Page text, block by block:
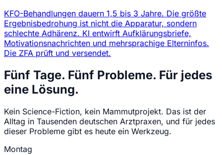
KFO-Behandlungen dauern 1,5 bis 3 Jahre. Die größte
Ergebnisbedrohung ist nicht die Apparatur, sondern
schlechte Adhärenz. KI entwirft Aufklärungsbriefe,
Motivationsnachrichten und mehrsprachige Elterninfos.
Die ZFA prüft und versendet.
Fünf Tage. Fünf Probleme. Für jedes
eine Lösung.
Kein Science-Fiction, kein Mammutprojekt. Das ist der
Alltag in Tausenden deutschen Arztpraxen, und für jedes
dieser Probleme gibt es heute ein Werkzeug.
Montag